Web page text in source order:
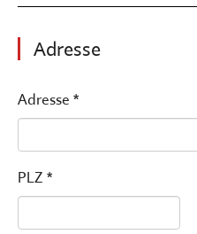
Adresse
Adresse *
PLZ *